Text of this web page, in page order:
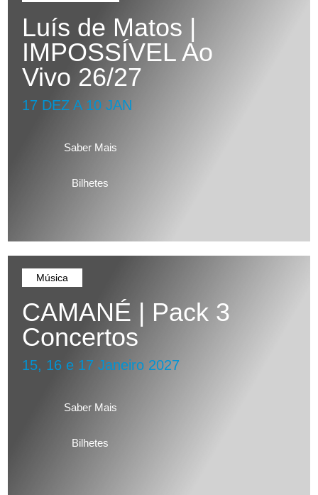
Luís de Matos |
IMPOSSÍVEL Ao
Vivo 26/27
17 DEZ A 10 JAN
Saber Mais
Bilhetes
Música
CAMANÉ | Pack 3
Concertos
15, 16 e 17 Janeiro 2027
Saber Mais
Bilhetes